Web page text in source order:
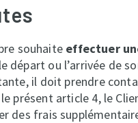
souhaite effectuer
départ ou l’arrivée de
il doit prendre
présent article 4, le
des frais